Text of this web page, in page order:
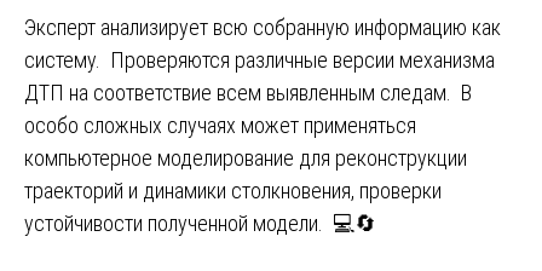
Эксперт анализирует всю собранную информацию как
систему. Проверяются различные версии механизма
ДТП на соответствие всем выявленным следам. В
особо сложных случаях может применяться
компьютерное моделирование для реконструкции
траекторий и динамики столкновения, проверки
устойчивости полученной модели. 💻🔄